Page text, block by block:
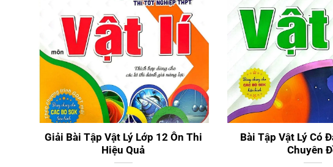
Vật Lý 12 Ôn Thi
Giải Bài Tập Vật Lý Lớp 12 Ôn Thi
Hiệu Quả
Bài Tập Vật Lý
Bài Tập Vật Lý Có
Chuyên